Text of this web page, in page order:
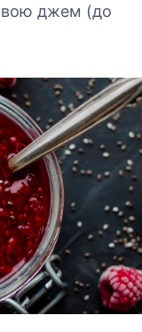
джем (до